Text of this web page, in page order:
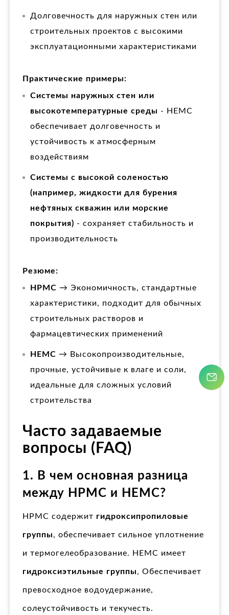
Долговечность для наружных стен или
строительных проектов с высокими
эксплуатационными характеристиками
Практические примеры:
Системы наружных стен или
высокотемпературные среды - HEMC
обеспечивает долговечность и
устойчивость к атмосферным
воздействиям
Системы с высокой соленостью
(например, жидкости для бурения
нефтяных скважин или морские
покрытия) - сохраняет стабильность и
производительность
Резюме:
HPMC → Экономичность, стандартные
характеристики, подходит для обычных
строительных растворов и
фармацевтических применений
HEMC → Высокопроизводительные,
прочные, устойчивые к влаге и соли,
идеальные для сложных условий
строительства
Часто задаваемые
вопросы (FAQ)
1. В чем основная разница
между HPMC и HEMC?
HPMC содержит гидроксипропиловые
группы, обеспечивает сильное уплотнение
и термогелеобразование. HEMC имеет
гидроксиэтильные группы, Обеспечивает
превосходное водоудержание,
солеустойчивость и текучесть.